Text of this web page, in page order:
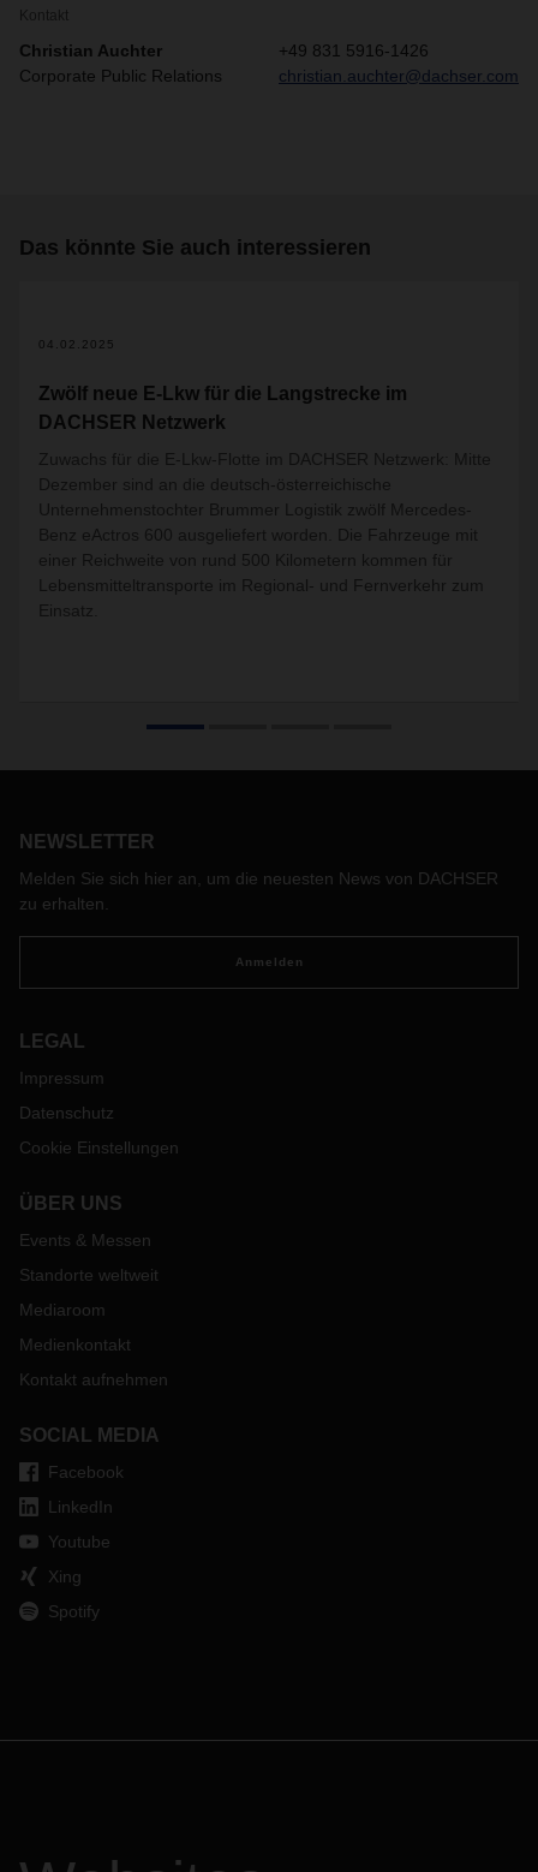
Kontakt
Christian Auchter
Corporate Public Relations
+49 831 5916-1426
christian.auchter@dachser.com
Das könnte Sie auch interessieren
04.02.2025
Zwölf neue E-Lkw für die Langstrecke im
DACHSER Netzwerk
Zuwachs für die E-Lkw-Flotte im DACHSER Netzwerk: Mitte
Dezember sind an die deutsch-österreichische
Unternehmenstochter Brummer Logistik zwölf Mercedes-
Benz eActros 600 ausgeliefert worden. Die Fahrzeuge mit
einer Reichweite von rund 500 Kilometern kommen für
Lebensmitteltransporte im Regional- und Fernverkehr zum
Einsatz.
NEWSLETTER
Melden Sie sich hier an, um die neuesten News von DACHSER
zu erhalten.
Anmelden
LEGAL
Impressum
Datenschutz
Cookie Einstellungen
ÜBER UNS
Events & Messen
Standorte weltweit
Mediaroom
Medienkontakt
Kontakt aufnehmen
SOCIAL MEDIA
Facebook
LinkedIn
Youtube
Xing
Spotify